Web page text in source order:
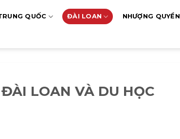
QUỐC ĐÀI LOAN NHƯỢNG QUYỀN
LOAN VÀ DU HỌC